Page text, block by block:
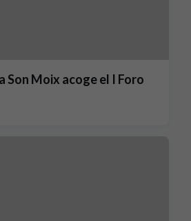
Son Moix acoge el I Foro